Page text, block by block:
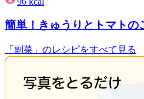
簡単！きゅうりとトマトの
「副菜」のレシピをすべて見る